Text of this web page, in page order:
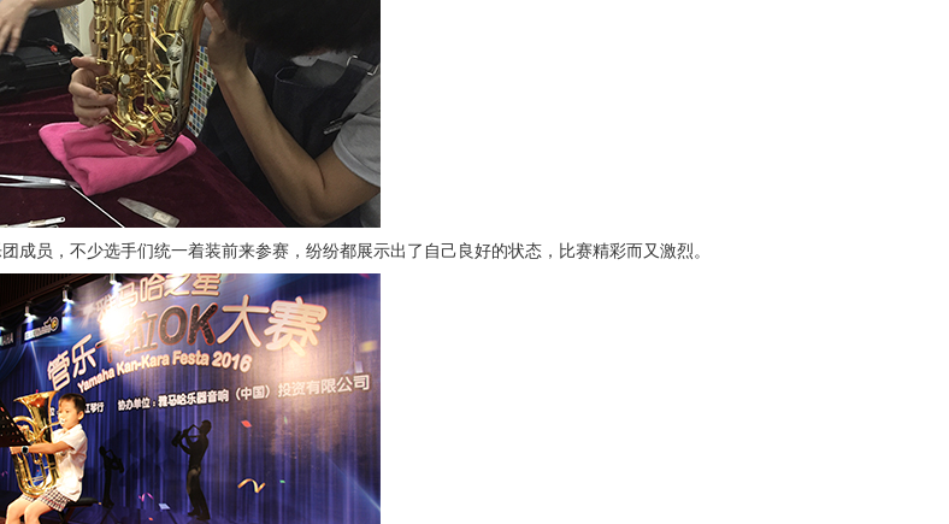
员，不少选手们统一着装前来参赛，纷纷都展示出了自己良好的状态，比赛精彩而又激烈。